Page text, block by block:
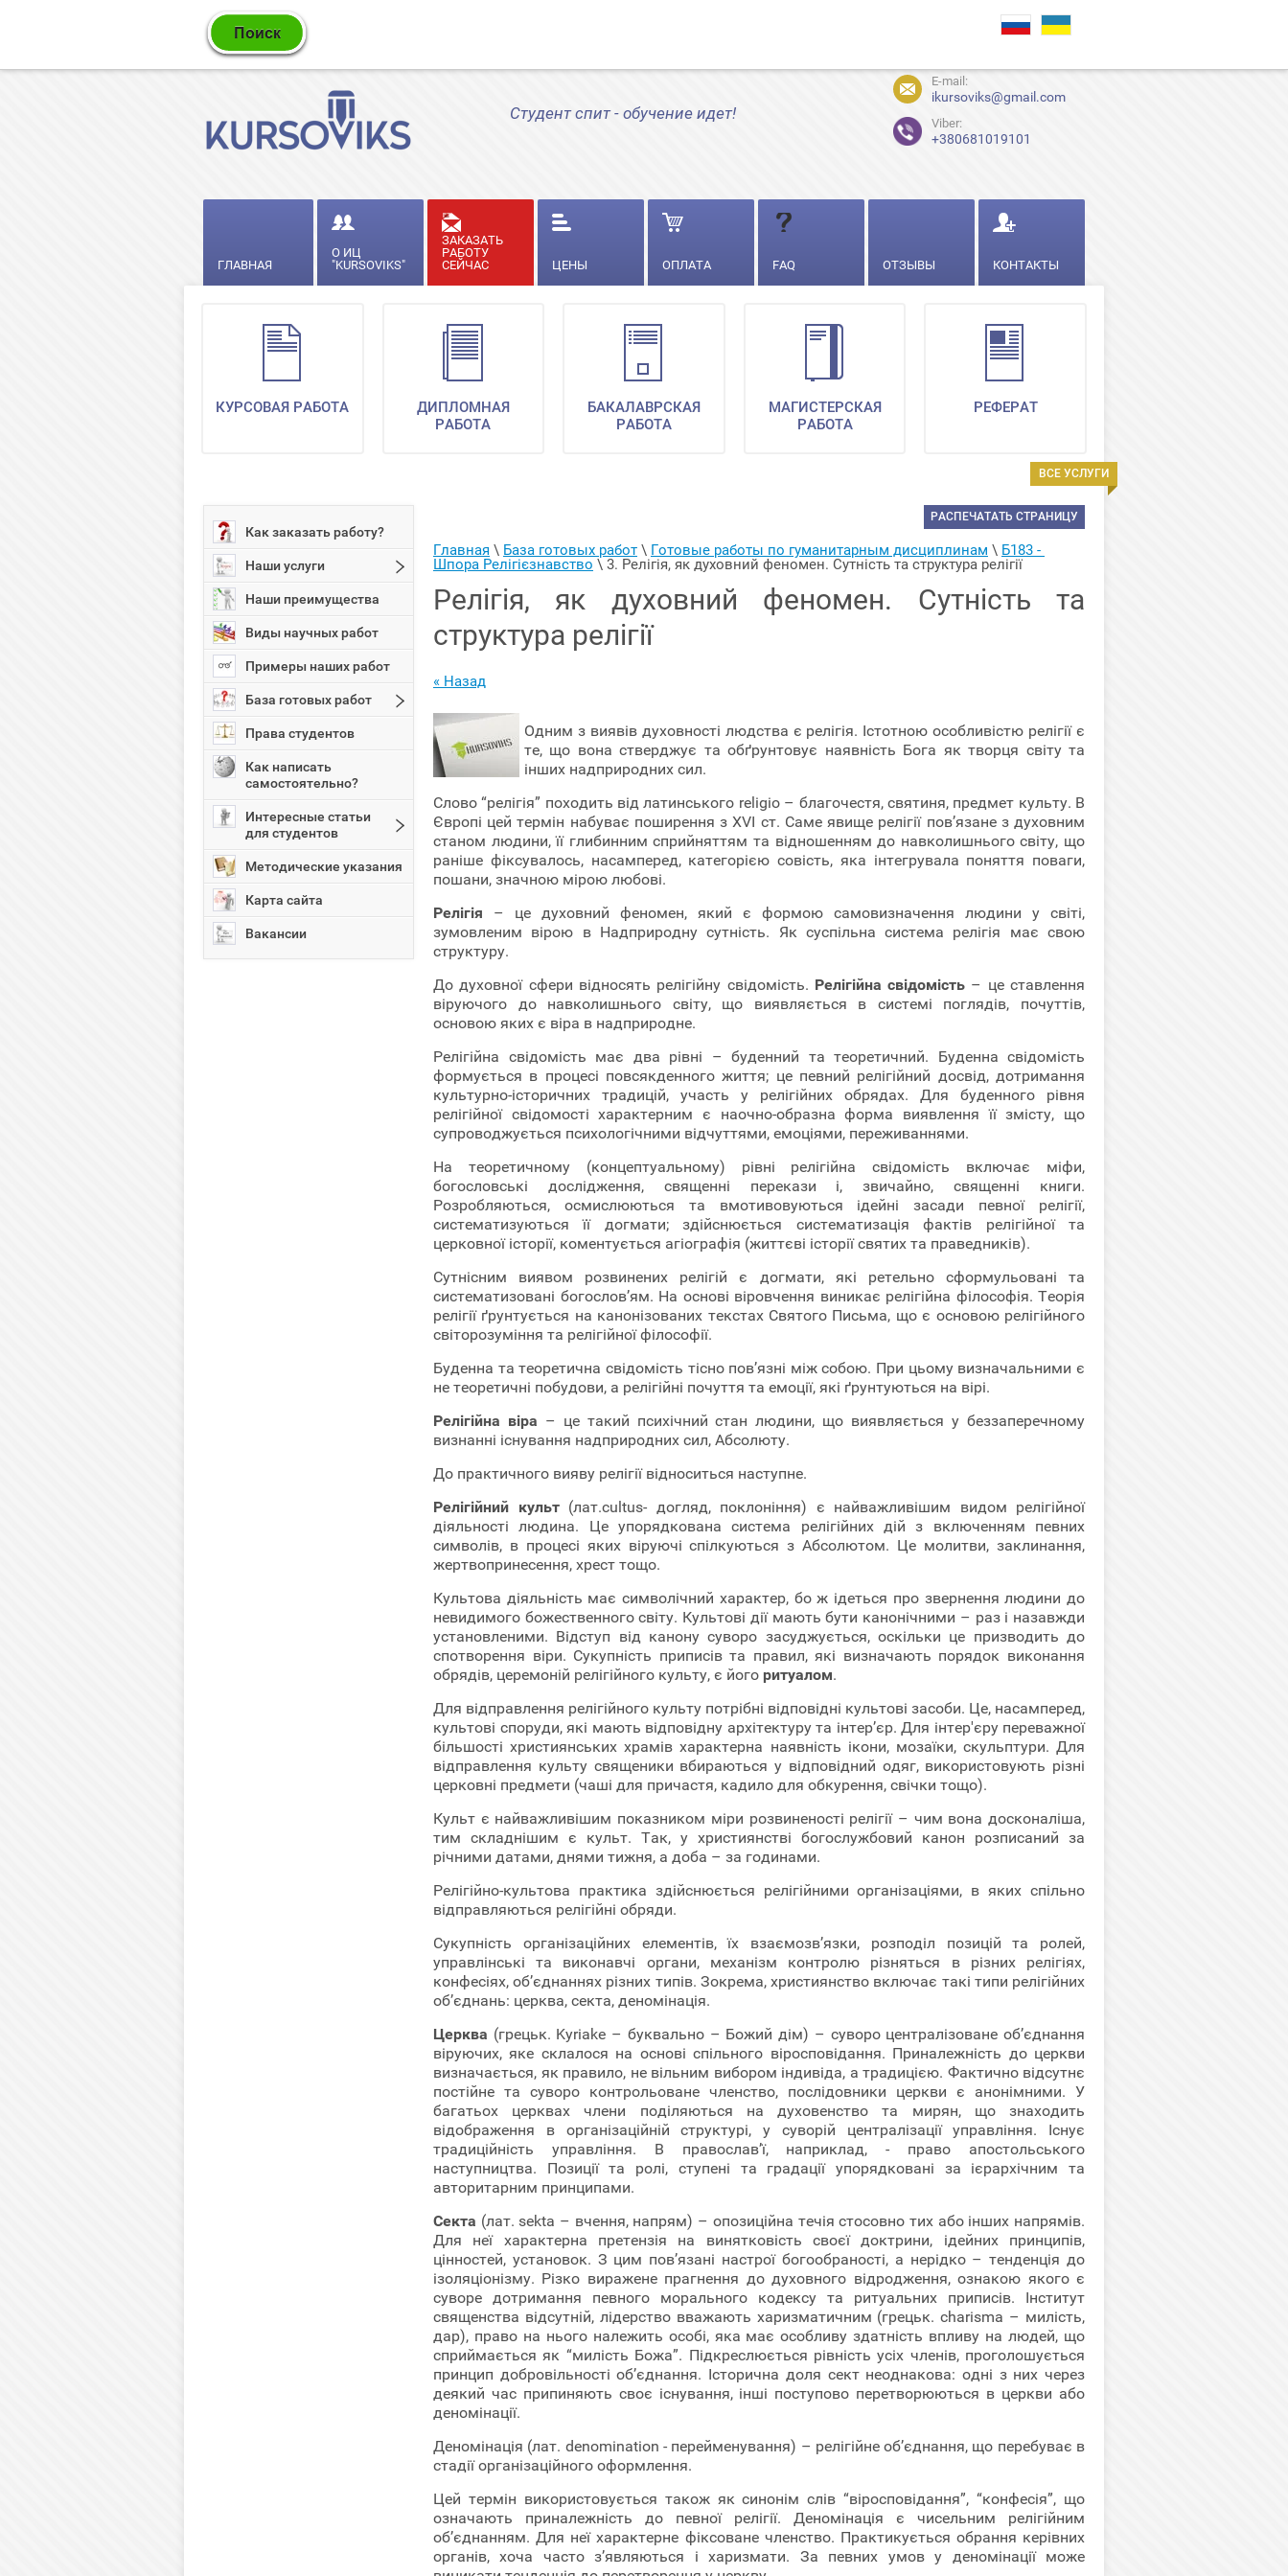
Студент спит - обучение идет!
E-mail:
ikursoviks@gmail.com
Viber:
+380681019101
ГЛАВНАЯ
О ИЦ
"KURSOVIKS"
ЗАКАЗАТЬ
РАБОТУ
СЕЙЧАС
ЦЕНЫ ОПЛАТА FAQ ОТЗЫВЫ КОНТАКТЫ
ВСЕ УСЛУГИ
КУРСОВАЯ РАБОТА
ДИПЛОМНАЯ
РАБОТА
БАКАЛАВРСКАЯ
РАБОТА
МАГИСТЕРСКАЯ
РАБОТА
РЕФЕРАТ
Как заказать работу?
Наши услуги
Наши преимущества
Виды научных работ
Примеры наших работ
База готовых работ
Права студентов
Как написать
самостоятельно?
Интересные статьи
для студентов
Методические указания
Карта сайта
Вакансии
РАСПЕЧАТАТЬ СТРАНИЦУ
Главная \ База готовых работ \ Готовые работы по гуманитарным дисциплинам \ Б183 -
Шпора Релігієзнавство \ 3. Релігія, як духовний феномен. Сутність та структура релігії
Релігія, як духовний феномен. Сутність та
структура релігії
« Назад
Одним з виявів духовності людства є релігія. Істотною особливістю релігії є
те, що вона стверджує та обґрунтовує наявність Бога як творця світу та
інших надприродних сил.
Слово “релігія” походить від латинського religio – благочестя, святиня, предмет культу. В
Європі цей термін набуває поширення з ХVI ст. Саме явище релігії пов’язане з духовним
станом людини, її глибинним сприйняттям та відношенням до навколишнього світу, що
раніше фіксувалось, насамперед, категорією совість, яка інтегрувала поняття поваги,
пошани, значною мірою любові.
Релігія – це духовний феномен, який є формою самовизначення людини у світі,
зумовленим вірою в Надприродну сутність. Як суспільна система релігія має свою
структуру.
До духовної сфери відносять релігійну свідомість. Релігійна свідомість – це ставлення
віруючого до навколишнього світу, що виявляється в системі поглядів, почуттів,
основою яких є віра в надприродне.
Релігійна свідомість має два рівні – буденний та теоретичний. Буденна свідомість
формується в процесі повсякденного життя; це певний релігійний досвід, дотримання
культурно-історичних традицій, участь у релігійних обрядах. Для буденного рівня
релігійної свідомості характерним є наочно-образна форма виявлення її змісту, що
супроводжується психологічними відчуттями, емоціями, переживаннями.
На теоретичному (концептуальному) рівні релігійна свідомість включає міфи,
богословські дослідження, священні перекази і, звичайно, священні книги.
Розробляються, осмислюються та вмотивовуються ідейні засади певної релігії,
систематизуються її догмати; здійснюється систематизація фактів релігійної та
церковної історії, коментується агіографія (життєві історії святих та праведників).
Сутнісним виявом розвинених релігій є догмати, які ретельно сформульовані та
систематизовані богослов’ям. На основі віровчення виникає релігійна філософія. Теорія
релігії ґрунтується на канонізованих текстах Святого Письма, що є основою релігійного
світорозуміння та релігійної філософії.
Буденна та теоретична свідомість тісно пов’язні між собою. При цьому визначальними є
не теоретичні побудови, а релігійні почуття та емоції, які ґрунтуються на вірі.
Релігійна віра – це такий психічний стан людини, що виявляється у беззаперечному
визнанні існування надприродних сил, Абсолюту.
До практичного вияву релігії відноситься наступне.
Релігійний культ(лат.cultus- догляд, поклоніння) є найважливішим видом релігійної
діяльності людина. Це упорядкована система релігійних дій з включенням певних
символів, в процесі яких віруючі спілкуються з Абсолютом. Це молитви, заклинання,
жертвопринесення, хрест тощо.
Культова діяльність має символічний характер, бо ж ідеться про звернення людини до
невидимого божественного світу. Культові дії мають бути канонічними – раз і назавжди
установленими. Відступ від канону суворо засуджується, оскільки це призводить до
спотворення віри. Сукупність приписів та правил, які визначають порядок виконання
обрядів, церемоній релігійного культу, є його ритуалом.
Для відправлення релігійного культу потрібні відповідні культові засоби. Це, насамперед,
культові споруди, які мають відповідну архітектуру та інтер’єр. Для інтер'єру переважної
більшості християнських храмів характерна наявність ікони, мозаїки, скульптури. Для
відправлення культу священики вбираються у відповідний одяг, використовують різні
церковні предмети (чаші для причастя, кадило для обкурення, свічки тощо).
Культ є найважливішим показником міри розвиненості релігії – чим вона досконаліша,
тим складнішим є культ. Так, у християнстві богослужбовий канон розписаний за
річними датами, днями тижня, а доба – за годинами.
Релігійно-культова практика здійснюється релігійними організаціями, в яких спільно
відправляються релігійні обряди.
Сукупність організаційних елементів, їх взаємозв’язки, розподіл позицій та ролей,
управлінські та виконавчі органи, механізм контролю різняться в різних релігіях,
конфесіях, об’єднаннях різних типів. Зокрема, християнство включає такі типи релігійних
об’єднань: церква, секта, деномінація.
Церква (грецьк. Kyriake – буквально – Божий дім) – суворо централізоване об’єднання
віруючих, яке склалося на основі спільного віросповідання. Приналежність до церкви
визначається, як правило, не вільним вибором індивіда, а традицією. Фактично відсутнє
постійне та суворо контрольоване членство, послідовники церкви є анонімними. У
багатьох церквах члени поділяються на духовенство та мирян, що знаходить
відображення в організаційній структурі, у суворій централізації управління. Існує
традиційність управління. В православ’ї, наприклад, - право апостольського
наступництва. Позиції та ролі, ступені та градації упорядковані за ієрархічним та
авторитарним принципами.
Секта (лат. sekta – вчення, напрям) – опозиційна течія стосовно тих або інших напрямів.
Для неї характерна претензія на винятковість своєї доктрини, ідейних принципів,
цінностей, установок. З цим пов’язані настрої богообраності, а нерідко – тенденція до
ізоляціонізму. Різко виражене прагнення до духовного відродження, ознакою якого є
суворе дотримання певного морального кодексу та ритуальних приписів. Інститут
священства відсутній, лідерство вважають харизматичним (грецьк. charisma – милість,
дар), право на нього належить особі, яка має особливу здатність впливу на людей, що
сприймається як “милість Божа”. Підкреслюється рівність усіх членів, проголошується
принцип добровільності об’єднання. Історична доля сект неоднакова: одні з них через
деякий час припиняють своє існування, інші поступово перетворюються в церкви або
деномінації.
Деномінація (лат. denomination - перейменування) – релігійне об’єднання, що перебуває в
стадії організаційного оформлення.
Цей термін використовується також як синонім слів “віросповідання”, “конфесія”, що
означають приналежність до певної релігії. Деномінація є чисельним релігійним
об’єднанням. Для неї характерне фіксоване членство. Практикується обрання керівних
органів, хоча часто з’являються і харизмати. За певних умов у деномінації може